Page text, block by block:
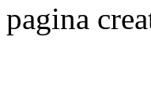
pagina